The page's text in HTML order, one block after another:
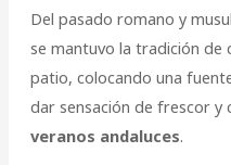
Del pasado romano y
se mantuvo la tradición de
patio, colocando una
dar sensación de frescor y
veranos andaluces.